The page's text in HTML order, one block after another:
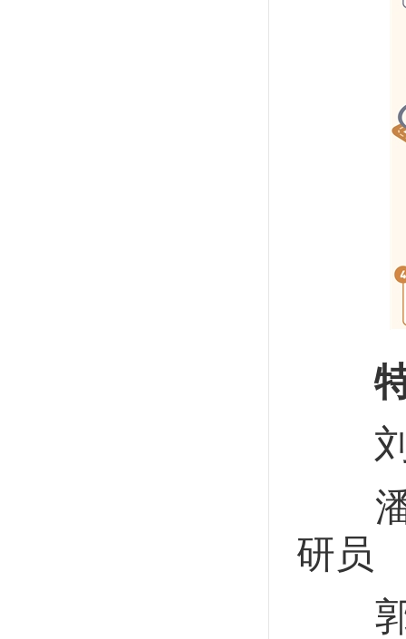
特
刘
潘
研员
郭